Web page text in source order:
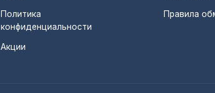
Политика
конфиденциальности
Акции
Правила